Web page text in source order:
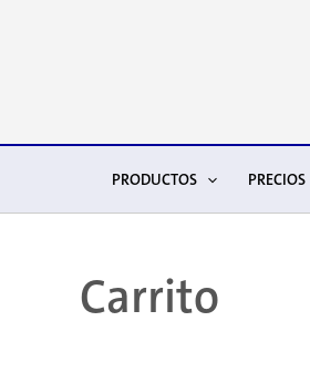
PRODUCTOS PRECIOS
Carrito